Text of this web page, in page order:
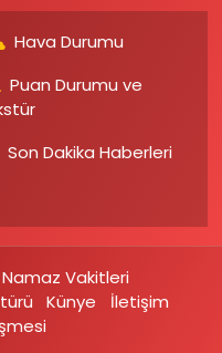
Hava Durumu
Puan Durumu ve
Son Dakika Haberleri
Vakitleri
Künye
İletişim